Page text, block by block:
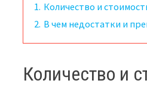
1. Количество и
2. В чем недостатки и
Количество и